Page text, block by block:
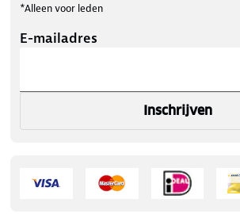
*Alleen voor leden
E-mailadres
Inschrijven